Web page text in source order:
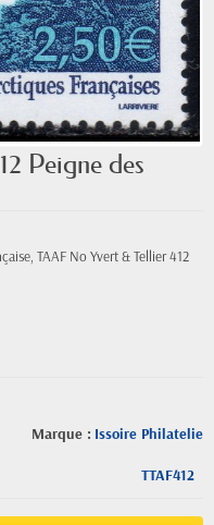
Peigne des
TAAF No Yvert & Tellier 412
Marque : Issoire Philatelie
TTAF412